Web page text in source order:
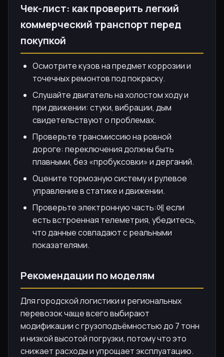
Чек-лист: как проверить легкий
коммерческий транспорт перед
покупкой
Осмотрите кузов на предмет коррозии и
точечных ремонтов под покраску.
Слушайте двигатель на холостом ходу и
при движении: стуки, вибрации, дым
свидетельствуют о проблемах.
Проверьте трансмиссию на ровной
дороге: переключения должны быть
плавными, без «пробуксовки» и дерганий.
Оцените тормозную систему и рулевое
управление в статике и движении.
Проверьте электронную часть:에 если
есть встроенная телеметрия, убедитесь,
что данные совпадают с реальными
показателями.
Рекомендации по моделям
Для городской логистики и региональных
перевозок чаще всего выбирают
модификации с грузоподъёмностью до 7 тонн
и низкой высотой погрузки, потому что это
снижает расходы и упрощает эксплуатацию.